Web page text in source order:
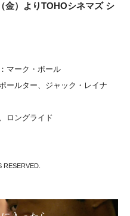
金）よりTOHOシネマズ シ
マーク・ボール
ールター、ジャック・レイナ
ロングライド